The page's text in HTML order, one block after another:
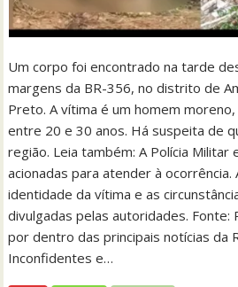
Um corpo foi encontrado na tarde
margens da BR-356, no distrito de
Preto. A vítima é um homem
entre 20 e 30 anos. Há suspeita de
região. Leia também: A Polícia Militar
acionadas para atender à
identidade da vítima e as
divulgadas pelas autoridades. Fonte:
por dentro das principais notícias da
Inconfidentes e…